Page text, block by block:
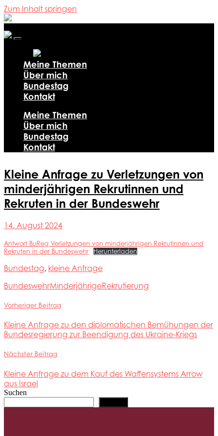
Zum Inhalt springen
Ali
Dailami
Mobile-
ein-/ausblenden
Meine Themen
Über mich
Bundestag
Kontakt
Meine Themen
Über mich
Bundestag
Kontakt
Kleine Anfrage zu Verletzungen von
minderjährigen Rekrutinnen und
Rekruten in der Bundeswehr
14. August 2024
Antwort BuReg Verletzungen von minderjährigen Rekrutinnen und
Rekruten in der Bundeswehr
Herunterladen
Bundestag, kleine Anfrage
BundeswehrMinderjährigeRekrutierung
Vorheriger Beitrag
Kleine Anfrage zu den diplomatischen Bemühungen der
Bundesregierung zur Beendigung des Ukraine-Kriegs
Nächster Beitrag
Kleine Anfrage zu dem Kauf des Waffensystems Arrow
aus Israel
Suchen